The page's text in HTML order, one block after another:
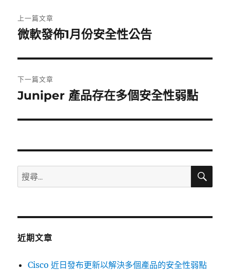
章
覽
上一篇文章
上
篇
文
章:
微軟發佈1月份安全性公告
下一篇文章
下
篇
章:
Juniper 產品存在多個安全性弱點
搜
尋
鍵
搜
近期文章
Cisco 近日發布更新以解決多個產品的安全性弱點